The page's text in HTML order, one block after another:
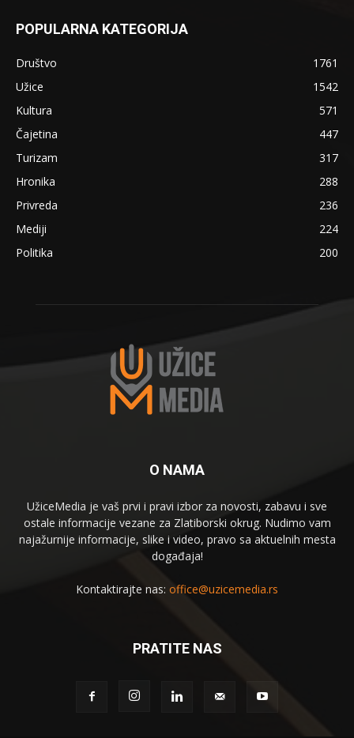
POPULARNA KATEGORIJA
Društvo
1761
Užice
1542
Kultura
571
Čajetina
447
Turizam
317
Hronika
288
Privreda
236
Mediji
224
Politika
200
O NAMA
UžiceMedia je vaš prvi i pravi izbor za novosti, zabavu i sve
ostale informacije vezane za Zlatiborski okrug. Nudimo vam
najažurnije informacije, slike i video, pravo sa aktuelnih mesta
događaja!
Kontaktirajte nas: office@uzicemedia.rs
PRATITE NAS